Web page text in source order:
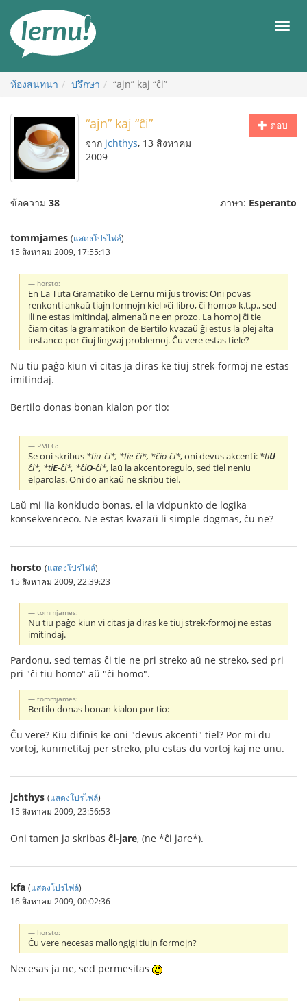
สารบัญ
เมนู
ห้องสนทนา ปรึกษา “ajn” kaj “ĉi”
ตอบ
“ajn” kaj “ĉi”
จาก jchthys, 13 สิงหาคม
2009
ข้อความ 38 ภาษา: Esperanto
tommjames (แสดงโปรไฟล์)
15 สิงหาคม 2009, 17:55:13
horsto:
En La Tuta Gramatiko de Lernu mi ĵus trovis: Oni povas
renkonti ankaŭ tiajn formojn kiel «ĉi-libro, ĉi-homo» k.t.p., sed
ili ne estas imitindaj, almenaŭ ne en prozo. La homoj ĉi tie
ĉiam citas la gramatikon de Bertilo kvazaŭ ĝi estus la plej alta
instanco por ĉiuj lingvaj problemoj. Ĉu vere estas tiele?
Nu tiu paĝo kiun vi citas ja diras ke tiuj strek-formoj ne estas
imitindaj.
Bertilo donas bonan kialon por tio:
PMEG:
Se oni skribus *tiu-ĉi*, *tie-ĉi*, *ĉio-ĉi*, oni devus akcenti: *tiU-
ĉi*, *tiE-ĉi*, *ĉiO-ĉi*, laŭ la akcentoregulo, sed tiel neniu
elparolas. Oni do ankaŭ ne skribu tiel.
Laŭ mi lia konkludo bonas, el la vidpunkto de logika
konsekvenceco. Ne estas kvazaŭ li simple dogmas, ĉu ne?
horsto (แสดงโปรไฟล์)
15 สิงหาคม 2009, 22:39:23
tommjames:
Nu tiu paĝo kiun vi citas ja diras ke tiuj strek-formoj ne estas
imitindaj.
Pardonu, sed temas ĉi tie ne pri streko aŭ ne streko, sed pri
pri "ĉi tiu homo" aŭ "ĉi homo".
tommjames:
Bertilo donas bonan kialon por tio:
Ĉu vere? Kiu difinis ke oni "devus akcenti" tiel? Por mi du
vortoj, kunmetitaj per streko, plu estas du vortoj kaj ne unu.
jchthys (แสดงโปรไฟล์)
15 สิงหาคม 2009, 23:56:53
Oni tamen ja skribas ĉi-jare, (ne *ĉi jare*).
kfa (แสดงโปรไฟล์)
16 สิงหาคม 2009, 00:02:36
horsto:
Ĉu vere necesas mallongigi tiujn formojn?
Necesas ja ne, sed permesitas